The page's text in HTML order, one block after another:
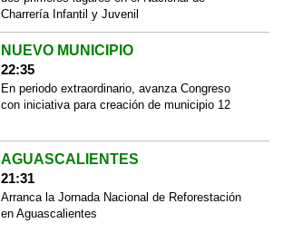
Charrería Infantil y Juvenil
NUEVO MUNICIPIO
22:35
En periodo extraordinario, avanza Congreso
con iniciativa para creación de municipio 12
AGUASCALIENTES
21:31
Arranca la Jornada Nacional de Reforestación
en Aguascalientes